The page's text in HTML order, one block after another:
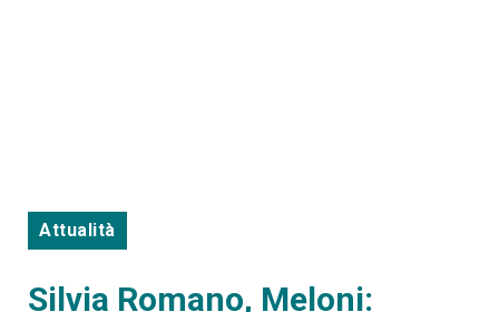
Attualità
Silvia Romano, Meloni: